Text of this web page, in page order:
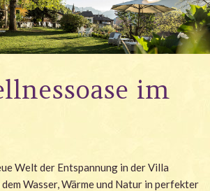
im
Welt der Entspannung in der Villa
Wasser, Wärme und Natur in perfekter